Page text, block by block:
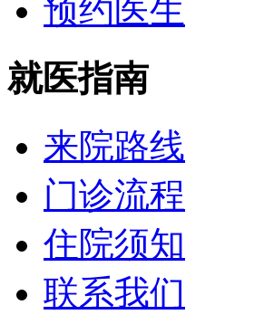
预约医生
就医指南
来院路线
门诊流程
住院须知
联系我们